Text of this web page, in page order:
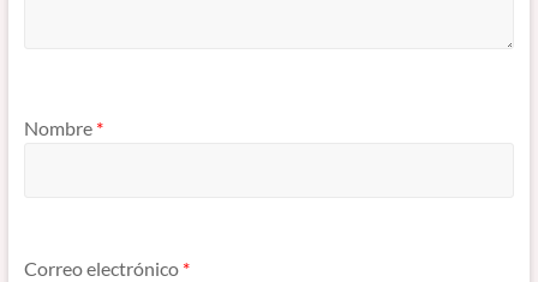
Nombre *
Correo electrónico *